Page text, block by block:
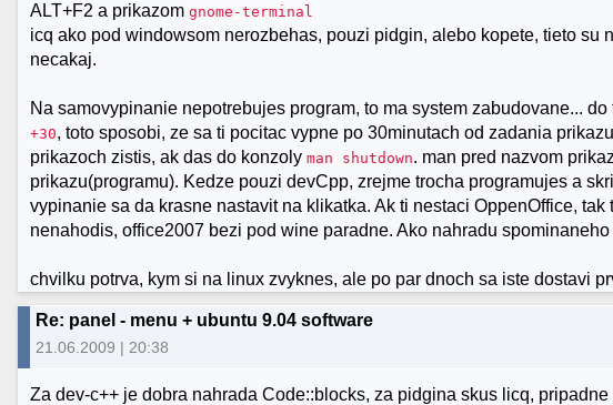
ALT+F2 a prikazomgnome-terminal
icq ako pod windowsom nerozbehas, pouzi pidgin, alebo kopete, tieto su
necakaj.
Na samovypinanie nepotrebujes program, to ma system zabudovane...
+30, toto sposobi, ze sa ti pocitac vypne po 30minutach od zadania
prikazoch zistis, ak das do konzolyman shutdown. man pred nazvom
prikazu(programu). Kedze pouzi devCpp, zrejme trocha programujes a
vypinanie sa da krasne nastavit na klikatka. Ak ti nestaci OppenOffice,
nenahodis, office2007 bezi pod wine paradne. Ako nahradu
chvilku potrva, kym si na linux zvyknes, ale po par dnoch sa iste dostavi
Re: panel - menu + ubuntu 9.04 software
21.06.2009 | 20:38
Za dev-c++ je dobra nahrada Code::blocks, za pidgina skus licq,